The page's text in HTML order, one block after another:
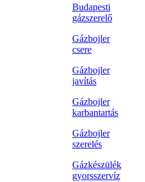
Budapesti
gázszerelő
Gázbojler
csere
Gázbojler
javítás
Gázbojler
karbantartás
Gázbojler
szerelés
Gázkészülék
gyorsszervíz